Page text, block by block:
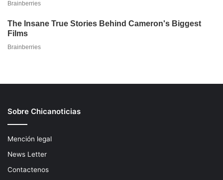
Sobre Chicanoticias
Mención legal
News Letter
Contactenos